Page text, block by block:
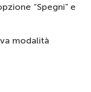
“Spegni” e
modalità